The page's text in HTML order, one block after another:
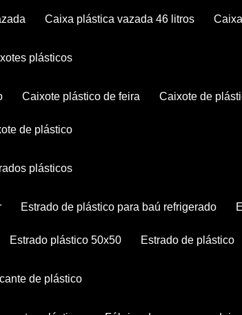
caixa plástica vazada 46 litros
plásticos
caixote plástico de feira caixote de
de plástico
plásticos
estrado de plástico para baú refrigerado
estrado plástico 50x50 estrado de plástico
de plástico